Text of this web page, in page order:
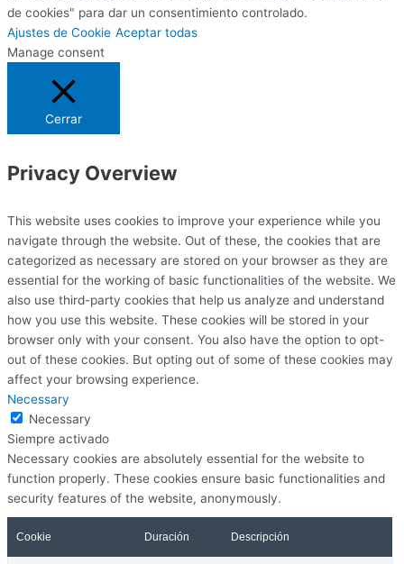
de cookies" para dar un consentimiento controlado.
Ajustes de Cookie Aceptar todas
Manage consent
Cerrar
Privacy Overview
This website uses cookies to improve your experience while you
navigate through the website. Out of these, the cookies that are
categorized as necessary are stored on your browser as they are
essential for the working of basic functionalities of the website. We
also use third-party cookies that help us analyze and understand
how you use this website. These cookies will be stored in your
browser only with your consent. You also have the option to opt-
out of these cookies. But opting out of some of these cookies may
affect your browsing experience.
Necessary
Necessary
Siempre activado
Necessary cookies are absolutely essential for the website to
function properly. These cookies ensure basic functionalities and
security features of the website, anonymously.
Cookie Duración Descripción